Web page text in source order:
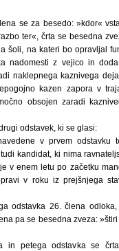
se za besedo: »kdor«
ter«, črta se besedna
šoli, na kateri bo opravljal
nadomesti z vejico in
naklepnega kaznivega
kazen zapora v
obsojen zaradi
odstavek, ki se glasi:
v prvem odstavku
kandidat, ki nima
v enem letu po začetku
v roku iz prejšnjega
odstavka 26. člena
pa se besedna zveza:
in petega odstavka se